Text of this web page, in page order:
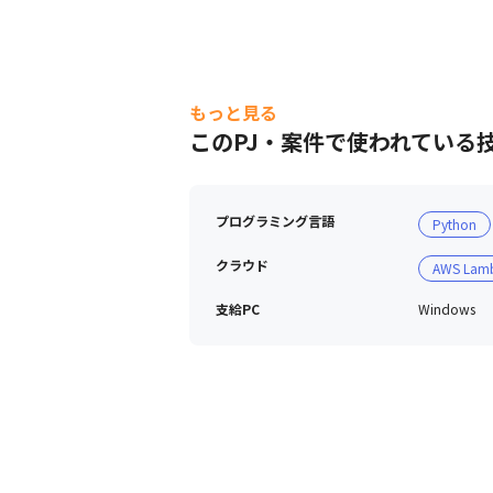
エンジニア職の説明動画です。是非ご覧くだ
もっと見る
このPJ・案件で使われている
プログラミング言語 Python
クラウド AWS
支給PC Windows